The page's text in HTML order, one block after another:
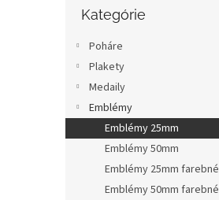
kategórie
Kategórie
Poháre
Plakety
Medaily
Emblémy
Emblémy 25mm
Emblémy 50mm
Emblémy 25mm farebné
Emblémy 50mm farebné